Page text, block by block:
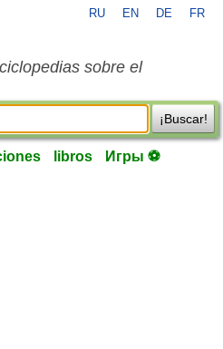
RU EN DE FR
sobre el
¡Buscar!
libros Игры ⚽